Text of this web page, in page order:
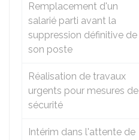
Remplacement d'un
salarié parti avant la
suppression définitive de
son poste
Réalisation de travaux
urgents pour mesures de
sécurité
Intérim dans l'attente de